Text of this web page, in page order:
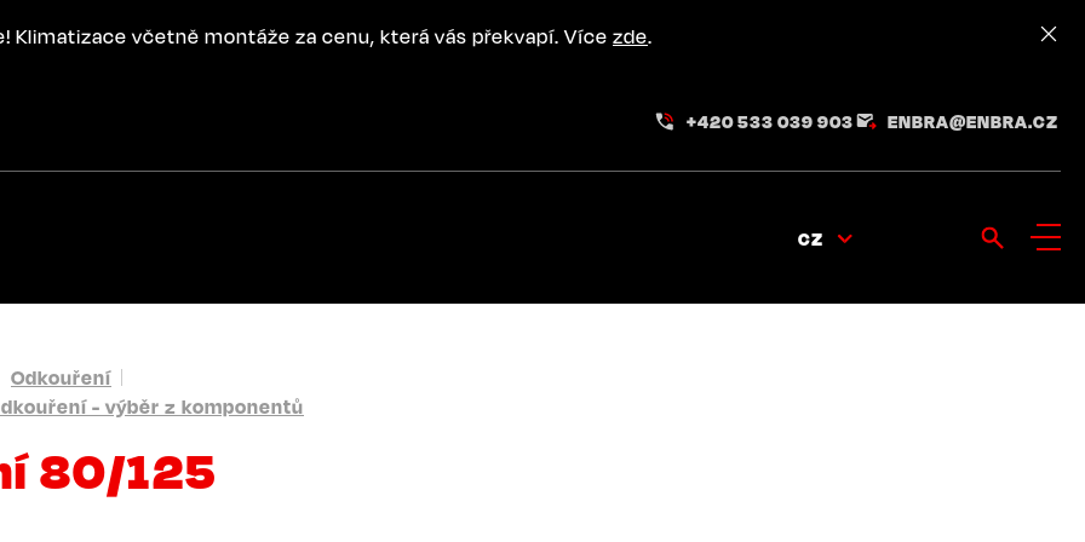
Klimatizace včetně montáže za cenu, která vás překvapí. Více zde.
+420 533 039 903 ENBRA@ENBRA.CZ
CZ
Odkouření
- výběr z komponentů
80/125